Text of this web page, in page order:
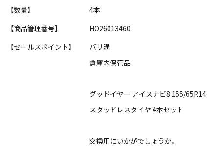
【数量】
4本
【商品管理番号】
HO26013460
【セールスポイント】
バリ溝
倉庫内保管品
グッドイヤー アイスナビ8 155/65R14
スタッドレスタイヤ 4本セット
交換用にいかがでしょうか。